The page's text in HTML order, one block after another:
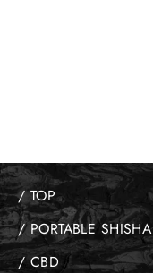
/ TOP
/ PORTABLE SHISHA
/ CBD